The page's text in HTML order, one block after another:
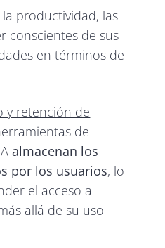
productividad, las
conscientes de sus
en términos de
y retención de
de
almacenan los
por los usuarios, lo
el acceso a
allá de su uso